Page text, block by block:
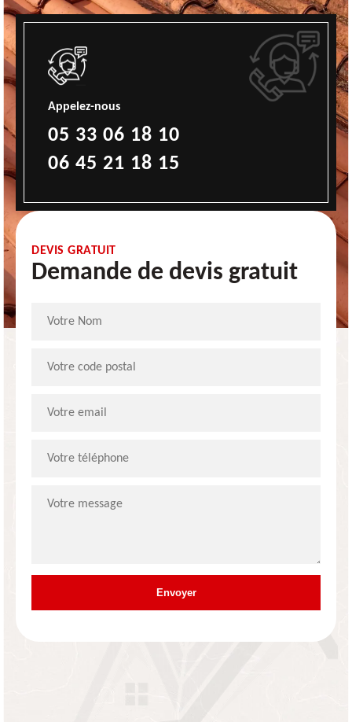
Appelez-nous
05 33 06 18 10
06 45 21 18 15
DEVIS GRATUIT
Demande de devis gratuit